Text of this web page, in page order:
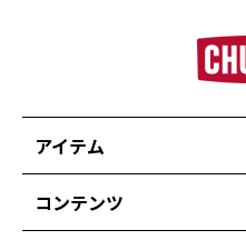
アイテム
コンテンツ